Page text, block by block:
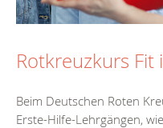
Rotkreuzkurs Fit
Beim Deutschen Roten
Erste-Hilfe-Lehrgängen,